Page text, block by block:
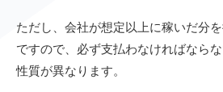
ただし、会社が想定以上に稼いだ分
ですので、必ず支払わなければなら
性質が異なります。